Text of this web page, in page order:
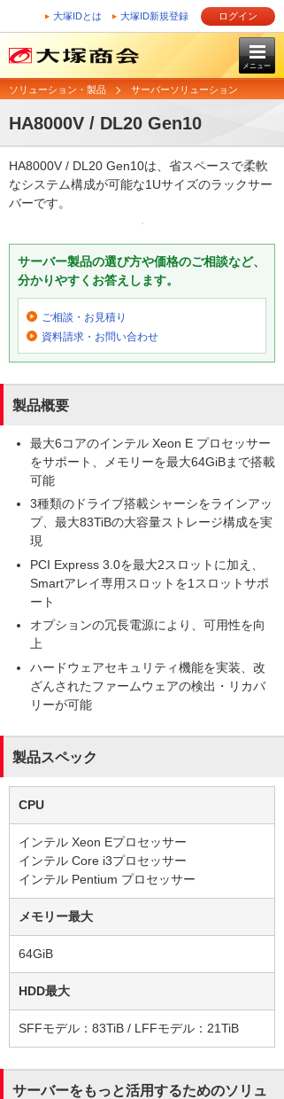
大塚IDとは 大塚ID新規登録 ログイン
メニュー
ソリューション・製品 サーバーソリューション
HA8000V / DL20 Gen10
HA8000V / DL20 Gen10は、省スペースで柔軟
なシステム構成が可能な1Uサイズのラックサー
バーです。
サーバー製品の選び方や価格のご相談など、
分かりやすくお答えします。
ご相談・お見積り
資料請求・お問い合わせ
製品概要
最大6コアのインテル Xeon E プロセッサー
をサポート、メモリーを最大64GiBまで搭載
可能
3種類のドライブ搭載シャーシをラインアッ
プ、最大83TiBの大容量ストレージ構成を実
現
PCI Express 3.0を最大2スロットに加え、
Smartアレイ専用スロットを1スロットサポ
ート
オプションの冗長電源により、可用性を向
上
ハードウェアセキュリティ機能を実装、改
ざんされたファームウェアの検出・リカバ
リーが可能
製品スペック
CPU
インテル Xeon Eプロセッサー
インテル Core i3プロセッサー
インテル Pentium プロセッサー
メモリー最大
64GiB
HDD最大
SFFモデル：83TiB / LFFモデル：21TiB
サーバーをもっと活用するためのソリュ